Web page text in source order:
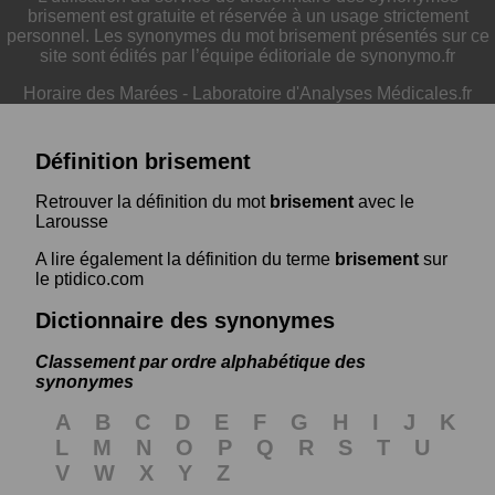
brisement est gratuite et réservée à un usage strictement
personnel. Les synonymes du mot brisement présentés sur ce
site sont édités par l’équipe éditoriale de synonymo.fr
Horaire des Marées - Laboratoire d'Analyses Médicales.fr
Définition brisement
Retrouver la définition du mot brisement avec le
Larousse
A lire également la définition du terme brisement sur
le ptidico.com
Dictionnaire des synonymes
Classement par ordre alphabétique des
synonymes
A B C D E F G H I J
K
L
M N O P Q R S T
U
V
W X Y Z